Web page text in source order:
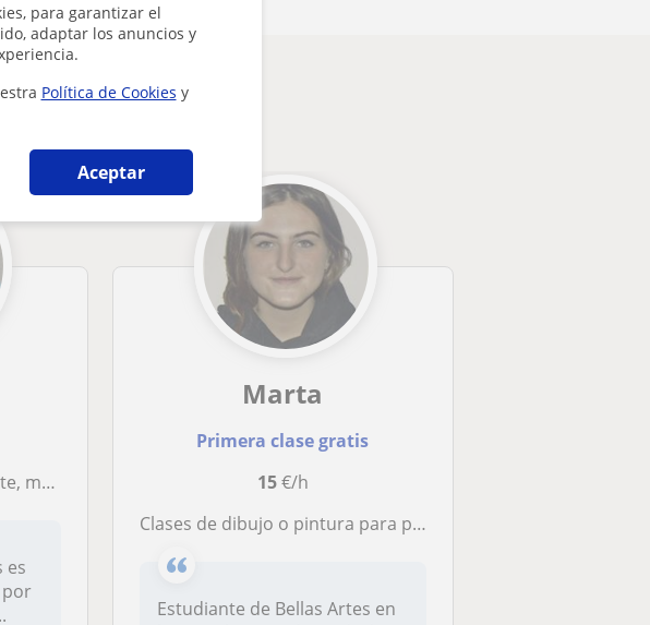
para garantizar el
adaptar los anuncios y
Política de Cookies y
Aceptar
interesarte
en la materia.
es
por
Marta
Primera clase gratis
15€/h
Clases de dibujo o pintura para principiantes
Estudiante de Bellas Artes en